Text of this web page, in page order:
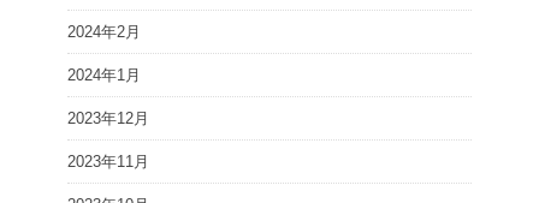
2024年2月
2024年1月
2023年12月
2023年11月